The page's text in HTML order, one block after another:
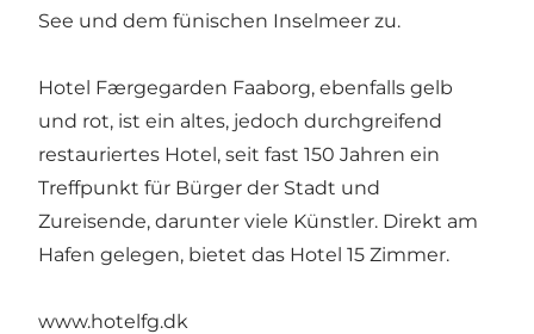
See und dem fünischen Inselmeer zu.
Hotel Færgegarden Faaborg, ebenfalls gelb
und rot, ist ein altes, jedoch durchgreifend
restauriertes Hotel, seit fast 150 Jahren ein
Treffpunkt für Bürger der Stadt und
Zureisende, darunter viele Künstler. Direkt am
Hafen gelegen, bietet das Hotel 15 Zimmer.
www.hotelfg.dk